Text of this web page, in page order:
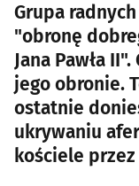
Grupa
"obronę
Jana Pawła
jego obronie.
ostatnie
ukrywaniu
kościele